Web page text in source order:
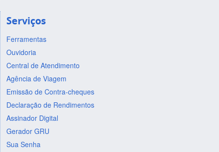
Serviços
Ferramentas
Ouvidoria
Central de Atendimento
Agência de Viagem
Emissão de Contra-cheques
Declaração de Rendimentos
Assinador Digital
Gerador GRU
Sua Senha